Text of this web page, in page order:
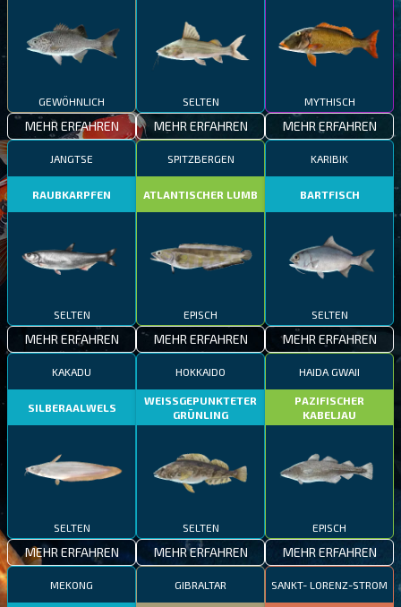
GEWÖHNLICH
MEHR ERFAHREN
SELTEN
MEHR ERFAHREN
MYTHISCH
MEHR ERFAHREN
JANGTSE
RAUBKARPFEN
SELTEN
MEHR ERFAHREN
SPITZBERGEN
ATLANTISCHER LUMB
EPISCH
MEHR ERFAHREN
KARIBIK
BARTFISCH
SELTEN
MEHR ERFAHREN
KAKADU
SILBERAALWELS
SELTEN
MEHR ERFAHREN
HOKKAIDO
WEISSGEPUNKTETER
GRÜNLING
SELTEN
MEHR ERFAHREN
HAIDA GWAII
PAZIFISCHER
KABELJAU
EPISCH
MEHR ERFAHREN
MEKONG GIBRALTAR SANKT- LORENZ-STROM